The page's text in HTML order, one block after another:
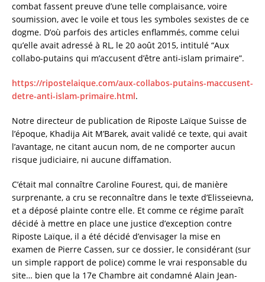
combat fassent preuve d’une telle complaisance, voire
soumission, avec le voile et tous les symboles sexistes de ce
dogme. D’où parfois des articles enflammés, comme celui
qu’elle avait adressé à RL, le 20 août 2015, intitulé “Aux
collabo-putains qui m’accusent d’être anti-islam primaire”.
https://ripostelaique.com/aux-collabos-putains-maccusent-
detre-anti-islam-primaire.html.
Notre directeur de publication de Riposte Laïque Suisse de
l’époque, Khadija Ait M’Barek, avait validé ce texte, qui avait
l’avantage, ne citant aucun nom, de ne comporter aucun
risque judiciaire, ni aucune diffamation.
C’était mal connaître Caroline Fourest, qui, de manière
surprenante, a cru se reconnaître dans le texte d’Elisseievna,
et a déposé plainte contre elle. Et comme ce régime paraît
décidé à mettre en place une justice d’exception contre
Riposte Laïque, il a été décidé d’envisager la mise en
examen de Pierre Cassen, sur ce dossier, le considérant (sur
un simple rapport de police) comme le vrai responsable du
site… bien que la 17e Chambre ait condamné Alain Jean-